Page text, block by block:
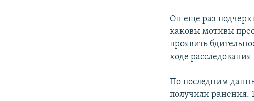
Он еще раз
каковы мотивы
проявить
ходе
По последним
получили ранения.